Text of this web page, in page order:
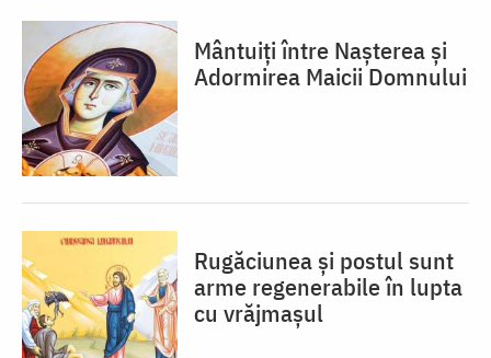
Mântuiți între Nașterea și
Adormirea Maicii Domnului
Rugăciunea și postul sunt
arme regenerabile în lupta
cu vrăjmașul